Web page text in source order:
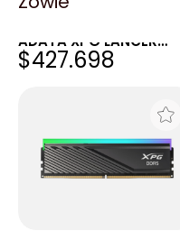
NOXIE STORE
ADATA XPG LANCER
BLADE RGB WHITE
6000MHZ 16GB CL48 1.1V
$427.698